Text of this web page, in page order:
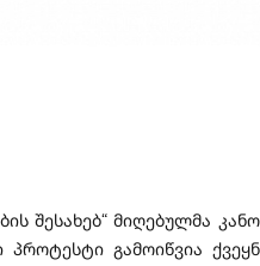
შესახებ“ მიღებულმა
გამოიწვია